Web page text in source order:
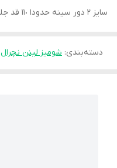
سايز ٢ دور سينه حدودا ١١٠ قد جلو ٧٠ قد پشت ٧٦
دسته‌بندی: شوميز لينن نچرال